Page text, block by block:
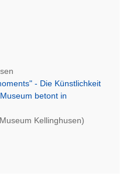
- Die Künstlichkeit
betont in
Kellinghusen)